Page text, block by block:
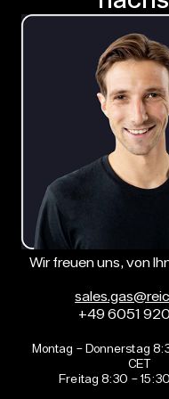
Wir freuen uns, von
+49 6051
Montag – Donnerstag
CET
Freitag 8:30 –